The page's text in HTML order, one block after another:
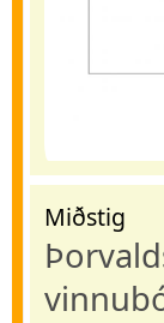
Miðstig